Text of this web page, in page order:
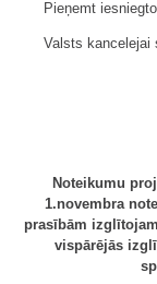
Pieņemt
Valsts kancelejai
Noteikumu
1.novembra
prasībām
vispārējās